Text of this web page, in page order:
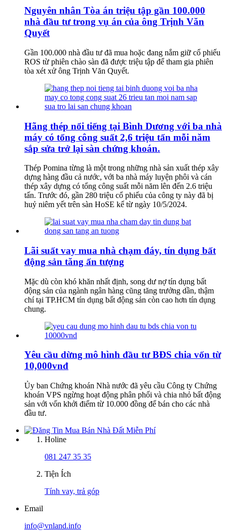
Nguyên nhân Tòa án triệu tập gần 100.000
nhà đầu tư trong vụ án của ông Trịnh Văn
Quyết
Gần 100.000 nhà đầu tư đã mua hoặc đang nắm giữ cổ phiếu
ROS từ phiên chào sàn đã được triệu tập để tham gia phiên
tòa xét xử ông Trịnh Văn Quyết.
Hãng thép nổi tiếng tại Bình Dương với ba nhà
máy có tổng công suất 2,6 triệu tấn mỗi năm
sắp sửa trở lại sàn chứng khoán.
Thép Pomina từng là một trong những nhà sản xuất thép xây
dựng hàng đầu cả nước, với ba nhà máy luyện phôi và cán
thép xây dựng có tổng công suất mỗi năm lên đến 2.6 triệu
tấn. Trước đó, gần 280 triệu cổ phiếu của công ty này đã bị
huỷ niêm yết trên sàn HoSE kể từ ngày 10/5/2024.
Lãi suất vay mua nhà chạm đáy, tín dụng bất
động sản tăng ấn tượng
Mặc dù còn khó khăn nhất định, song dư nợ tín dụng bất
động sản của ngành ngân hàng cũng tăng trưởng dần, thậm
chí tại TP.HCM tín dụng bất động sản còn cao hơn tín dụng
chung.
Yêu cầu dừng mô hình đầu tư BĐS chia vốn từ
10,000vnđ
Ủy ban Chứng khoán Nhà nước đã yêu cầu Công ty Chứng
khoán VPS ngừng hoạt động phân phối và chia nhỏ bất động
sản với vốn khởi điểm từ 10.000 đồng để bán cho các nhà
đầu tư.
Holine
081 247 35 35
Tiện Ích
Tính vay, trả góp
Email
info@vnland.info